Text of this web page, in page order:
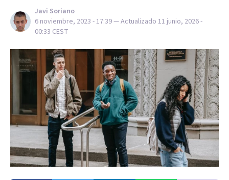
Javi Soriano
6 noviembre, 2023 - 17:39— Actualizado 11 junio, 2026 -
00:33 CEST